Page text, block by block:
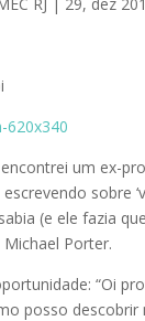
um ex-
sobre
(e ele fazia
Porter.
“Oi
posso descobrir